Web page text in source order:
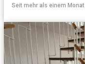
Seit mehr als einem Monat